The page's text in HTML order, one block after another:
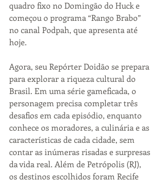
quadro fixo no Domingão do Huck e
começou o programa “Rango Brabo”
no canal Podpah, que apresenta até
hoje.
Agora, seu Repórter Doidão se prepara
para explorar a riqueza cultural do
Brasil. Em uma série gameficada, o
personagem precisa completar três
desafios em cada episódio, enquanto
conhece os moradores, a culinária e as
características de cada cidade, sem
contar as inúmeras risadas e surpresas
da vida real. Além de Petrópolis (RJ),
os destinos escolhidos foram Recife